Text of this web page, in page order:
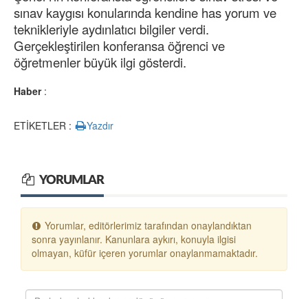
sınav kaygısı konularında kendine has yorum ve
teknikleriyle aydınlatıcı bilgiler verdi.
Gerçekleştirilen konferansa öğrenci ve
öğretmenler büyük ilgi gösterdi.
Haber:
ETİKETLER : Yazdır
YORUMLAR
Yorumlar, editörlerimiz tarafından onaylandıktan
sonra yayınlanır. Kanunlara aykırı, konuyla ilgisi
olmayan, küfür içeren yorumlar onaylanmamaktadır.